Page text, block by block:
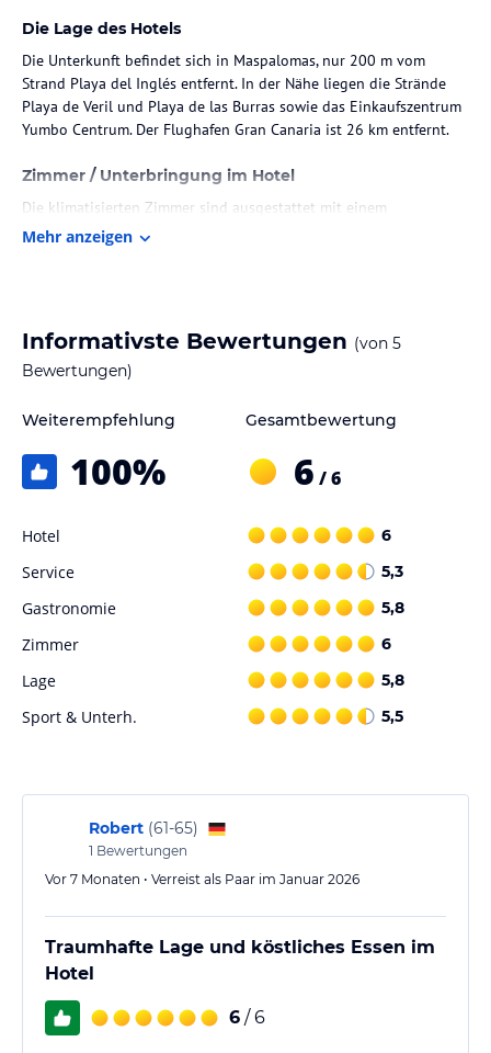
Die Lage des Hotels
Die Unterkunft befindet sich in Maspalomas, nur 200 m vom
Strand Playa del Inglés entfernt. In der Nähe liegen die Strände
Playa de Veril und Playa de las Burras sowie das Einkaufszentrum
Yumbo Centrum. Der Flughafen Gran Canaria ist 26 km entfernt.
Zimmer / Unterbringung im Hotel
Die klimatisierten Zimmer sind ausgestattet mit einem
Schreibtisch, einer Kaffeemaschine, einer Mikrowelle, einer Minibar,
Gastronomie im Hotel
Das Restaurant der Unterkunft bereitet verschiedene Speisen zu
Die Unterkunft bietet Möglichkeiten zum Fahrradfahren in der
Verfügung. Eine Autovermietung wird ebenfalls angeboten.
Hinweis:
Verfasst von HolidayCheck mit Hilfe von KI. Alle
verbindlichen
des jeweiligen Veranstalters.
Mehr anzeigen
Informativste Bewertungen (von 5
Bewertungen)
Weiterempfehlung
100%
Gesamtbewertung
6 / 6
Hotel 6
Service 5,3
Gastronomie 5,8
Zimmer 6
Lage 5,8
Sport & Unterh. 5,5
Robert (61-65)
1 Bewertungen
Vor 7 Monaten • Verreist als Paar im Januar 2026
Traumhafte Lage und köstliches Essen im
Hotel
6 / 6